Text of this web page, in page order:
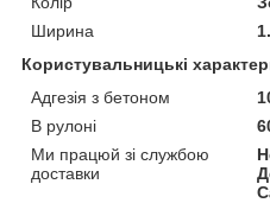
Ширина
Користувальницькі
Адгезія з бетоном
В рулоні
Ми працюй зі службою
доставки